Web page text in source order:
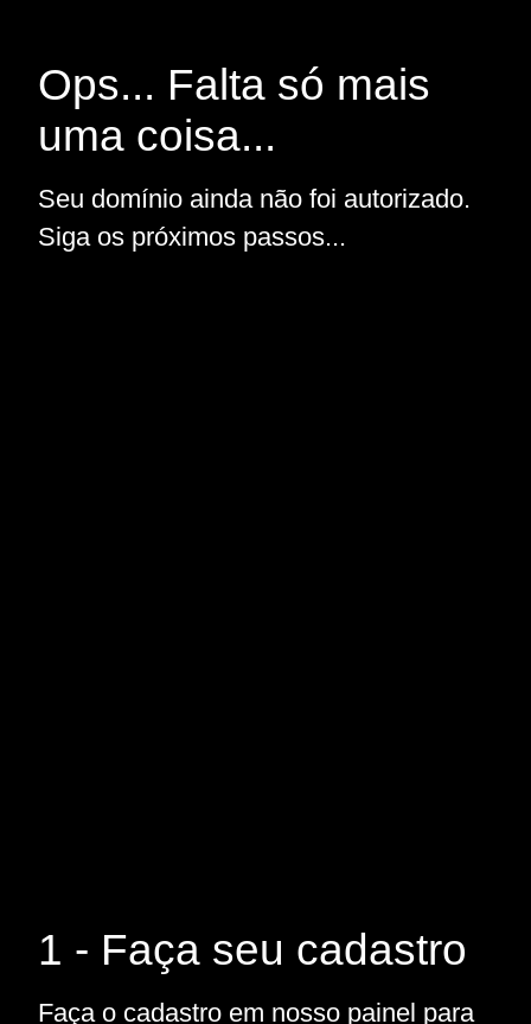
Ops... Falta só mais
uma coisa...
Seu domínio ainda não foi autorizado.
Siga os próximos passos...
1 - Faça seu cadastro
Faça o cadastro em nosso painel para